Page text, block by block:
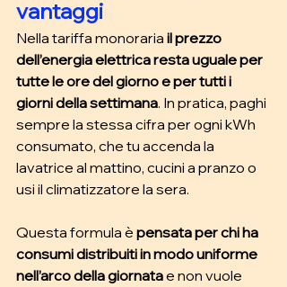
vantaggi
Nella tariffa monoraria il prezzo
dell’energia elettrica resta uguale per
tutte le ore del giorno e per tutti i
giorni della settimana. In pratica, paghi
sempre la stessa cifra per ogni kWh
consumato, che tu accenda la
lavatrice al mattino, cucini a pranzo o
usi il climatizzatore la sera.
Questa formula è pensata per chi ha
consumi distribuiti in modo uniforme
nell’arco della giornata e non vuole